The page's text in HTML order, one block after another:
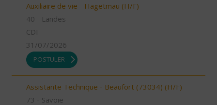
Auxiliaire de vie - Hagetmau (H/F)
40 - Landes
CDI
31/07/2026
POSTULER
Assistante Technique - Beaufort (73034) (H/F)
73 - Savoie